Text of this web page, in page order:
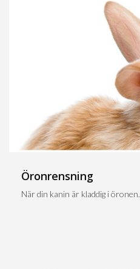
Öronrensning
När din kanin är kladdig i öronen.